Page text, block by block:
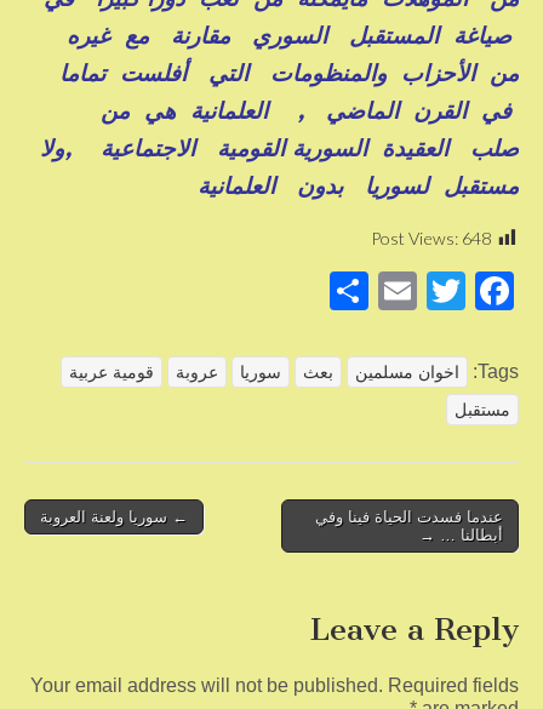
صياغة المستقبل السوري مقارنة مع غيره
من الأحزاب والمنظومات التي أفلست تماما
في القرن الماضي , العلمانية هي من
صلب العقيدة السورية القومية الاجتماعية ,ولا
مستقبل لسوريا بدون العلمانية
Post Views: 648
F
c
e
o
k
T
tt
E
ail
ar
Tags: اخوان مسلمين بعث سوريا عروبة
قومية عربية
مستقبل
Post
navigation
← سوريا ولعنة العروبة
عندما فسدت الحياة فينا وفي
أبطالنا … →
Leave a Reply
Your email address will not be published. Required fields